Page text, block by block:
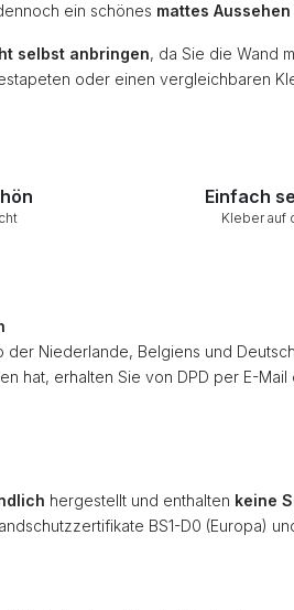
ein schönes mattes Aussehen
selbst anbringen, da Sie die Wand
oder einen vergleichbaren
Einfach
Kleber auf
der Niederlande, Belgiens und
hat, erhalten Sie von DPD per E-Mail
hergestellt und enthalten keine
BS1-D0 (Europa)